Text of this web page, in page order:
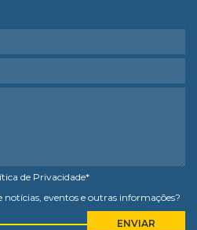
de Privacidade*
notícias, eventos e outras informações?